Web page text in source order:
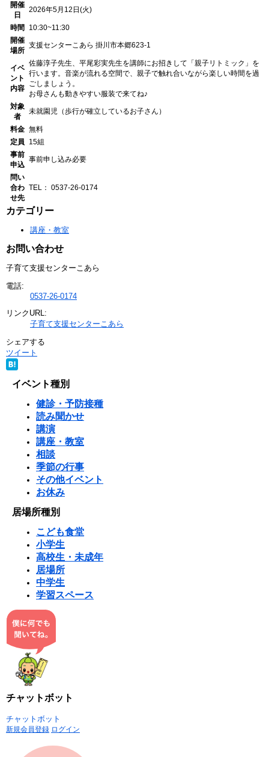
開催
日
2026年5月12日(火)
時間
10:30~11:30
開催
場所
支援センターこあら 掛川市本郷623-1
イベ
ント
内容
佐藤淳子先生、平尾彩実先生を講師にお招きして「親子リトミック」を
行います。音楽が流れる空間で、親子で触れ合いながら楽しい時間を過
ごしましょう。
お母さんも動きやすい服装で来てね♪
対象
者
未就園児（歩行が確立しているお子さん）
料金 無料
定員
15組
事前
申込
事前申し込み必要
問い
合わ
せ先
TEL： 0537-26-0174
カテゴリー
講座・教室
お問い合わせ
子育て支援センターこあら
電話:
0537-26-0174
リンクURL:
子育て支援センターこあら
シェアする
ツイート
イベント種別
健診・予防接種
読み聞かせ
講演
講座・教室
相談
季節の行事
その他イベント
お休み
居場所種別
こども食堂
小学生
高校生・未成年
居場所
中学生
学習スペース
チャットボット
チャットボット
新規会員登録 ログイン